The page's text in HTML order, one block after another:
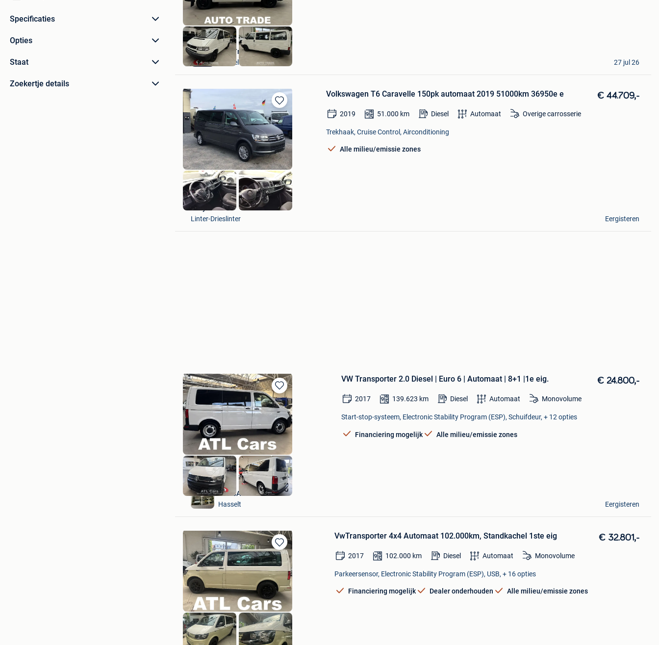
Specificaties
Opties
Staat
Zoekertje details
AutoTrade Hasselt
Hasselt
27 jul 26
Bewaren
in
Mijn
Favorieten
Volkswagen T6 Caravelle 150pk automaat 2019 51000km 36950e e € 44.709,-
2019 51.000 km Diesel Automaat Overige carrosserie
Trekhaak, Cruise Control, Airconditioning
Alle milieu/emissie zones
Sneyers Hans
Linter-Drieslinter
Eergisteren
Bewaren
in
Mijn
Favorieten
VW Transporter 2.0 Diesel | Euro 6 | Automaat | 8+1 |1e eig. € 24.800,-
2017 139.623 km Diesel Automaat Monovolume
Start-stop-systeem, Electronic Stability Program (ESP), Schuifdeur, + 12 opties
Financiering mogelijk Alle milieu/emissie zones
ATL CARS
Hasselt
Eergisteren
Bewaren
in
Mijn
Favorieten
VwTransporter 4x4 Automaat 102.000km, Standkachel 1ste eig € 32.801,-
2017 102.000 km Diesel Automaat Monovolume
Parkeersensor, Electronic Stability Program (ESP), USB, + 16 opties
Financiering mogelijk Dealer onderhouden Alle milieu/emissie zones